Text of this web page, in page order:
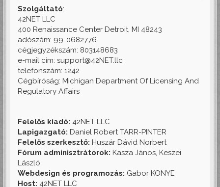
Szolgáltató:
42NET LLC
400 Renaissance Center Detroit, MI 48243
adószám: 99-0682776
cégjegyzékszám: 803148683
e-mail cím: support@42NET.llc
telefonszám: 1242
Cégbíróság: Michigan Department Of Licensing And
Regulatory Affairs
Felelős kiadó: 42NET LLC
Lapigazgató: Daniel Robert TARR-PINTER
Felelős szerkesztő: Huszár Dávid Norbert
Fórum adminisztrátorok: Kasza János, Keszei
László
Webdesign és programozás: Gabor KONYE
Host: 42NET LLC